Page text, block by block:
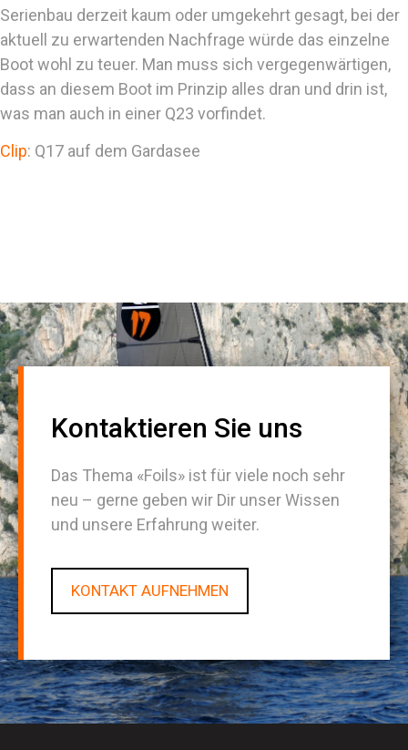
Serienbau derzeit kaum oder umgekehrt gesagt, bei der
aktuell zu erwartenden Nachfrage würde das einzelne
Boot wohl zu teuer. Man muss sich vergegenwärtigen,
dass an diesem Boot im Prinzip alles dran und drin ist,
was man auch in einer Q23 vorfindet.
Clip: Q17 auf dem Gardasee
Kontaktieren Sie uns
Das Thema «Foils» ist für viele noch sehr
neu – gerne geben wir Dir unser Wissen
und unsere Erfahrung weiter.
KONTAKT AUFNEHMEN